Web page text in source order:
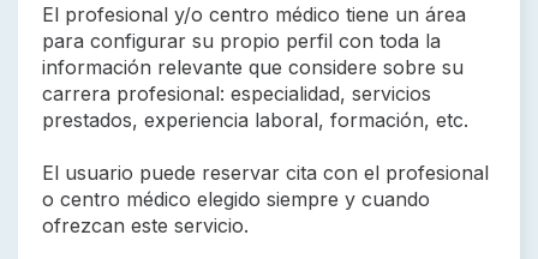
El profesional y/o centro médico tiene un área
para configurar su propio perfil con toda la
información relevante que considere sobre su
carrera profesional: especialidad, servicios
prestados, experiencia laboral, formación, etc.
El usuario puede reservar cita con el profesional
o centro médico elegido siempre y cuando
ofrezcan este servicio.